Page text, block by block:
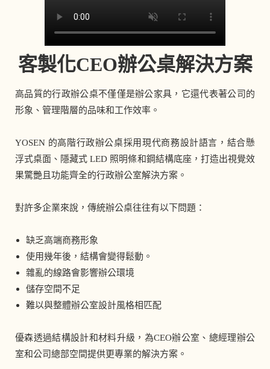
客製化CEO辦公桌解決方案
高品質的行政辦公桌不僅僅是辦公家具，它還代表著公司的
形象、管理階層的品味和工作效率。
YOSEN 的高階行政辦公桌採用現代商務設計語言，結合懸
浮式桌面、隱藏式 LED 照明條和鋼結構底座，打造出視覺效
果驚艷且功能齊全的行政辦公室解決方案。
對許多企業來說，傳統辦公桌往往有以下問題：
缺乏高端商務形象
使用幾年後，結構會變得鬆動。
雜亂的線路會影響辦公環境
儲存空間不足
難以與整體辦公室設計風格相匹配
優森透過結構設計和材料升級，為CEO辦公室、總經理辦公
室和公司總部空間提供更專業的解決方案。